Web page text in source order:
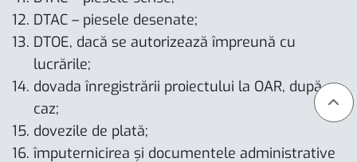
DTAC – piesele desenate;
DTOE, dacă se autorizează împreună cu
lucrările;
dovada înregistrării proiectului la OAR, după
caz;
dovezile de plată;
împuternicirea și documentele administrative